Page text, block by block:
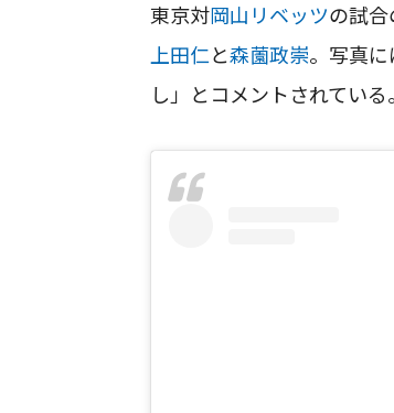
東京対岡山リベッツの試
上田仁と森薗政崇。写真
し」とコメントされてい